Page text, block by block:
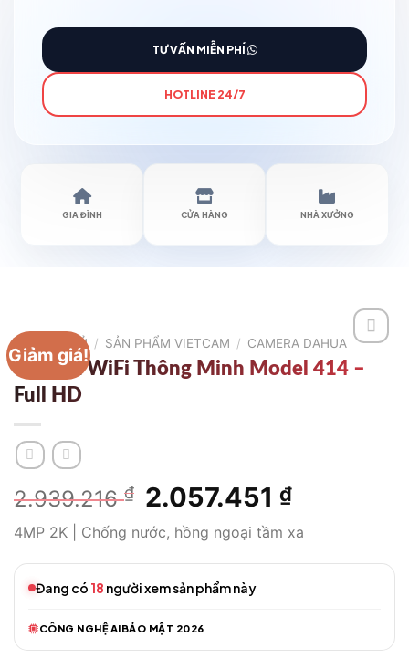
TƯ VẤN MIỄN PHÍ
HOTLINE 24/7
GIA ĐÌNH CỬA HÀNG NHÀ XƯỞNG
Giảm giá!
TRANG CHỦ / SẢN PHẨM VIETCAM / CAMERA DAHUA
Camera WiFi Thông Minh Model 414 –
Full HD
2.939.216₫
Giá
gốc
là:
2.939.216 ₫.
2.057.451 ₫Giá
tại
là:
4MP 2K | Chống nước, hồng ngoại tầm xa
Đang có 18 người xem sản phẩm này
CÔNG NGHỆ AIBẢO MẬT 2026